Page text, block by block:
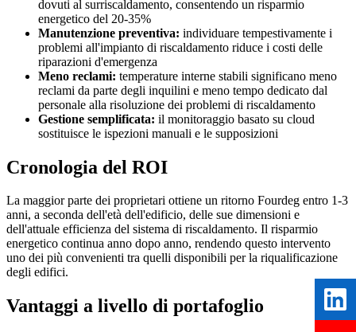
dovuti al surriscaldamento, consentendo un risparmio
energetico del 20-35%
Manutenzione preventiva: individuare tempestivamente i
problemi all'impianto di riscaldamento riduce i costi delle
riparazioni d'emergenza
Meno reclami: temperature interne stabili significano meno
reclami da parte degli inquilini e meno tempo dedicato dal
personale alla risoluzione dei problemi di riscaldamento
Gestione semplificata: il monitoraggio basato su cloud
sostituisce le ispezioni manuali e le supposizioni
Cronologia del ROI
La maggior parte dei proprietari ottiene un ritorno Fourdeg entro 1-3
anni, a seconda dell'età dell'edificio, delle sue dimensioni e
dell'attuale efficienza del sistema di riscaldamento. Il risparmio
energetico continua anno dopo anno, rendendo questo intervento
uno dei più convenienti tra quelli disponibili per la riqualificazione
degli edifici.
Vantaggi a livello di portafoglio